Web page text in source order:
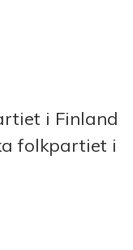
i Finland
folkpartiet i